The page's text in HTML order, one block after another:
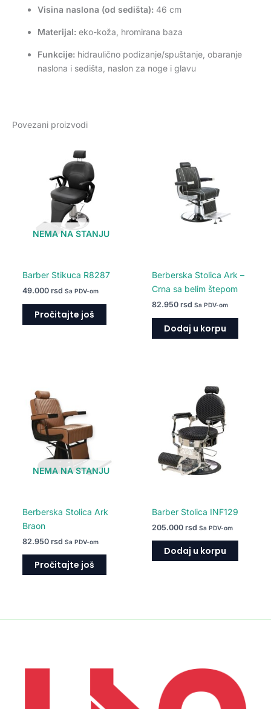
Visina naslona (od sedišta): 46 cm
Materijal: eko-koža, hromirana baza
Funkcije: hidraulično podizanje/spuštanje, obaranje
naslona i sedišta, naslon za noge i glavu
Povezani proizvodi
NEMA NA STANJU
Barber Stikuca R8287
49.000 rsd Sa PDV-om
Pročitajte još
Berberska Stolica Ark –
Crna sa belim štepom
82.950 rsd Sa PDV-om
Dodaj u korpu
NEMA NA STANJU
Berberska Stolica Ark
Braon
82.950 rsd Sa PDV-om
Pročitajte još
Barber Stolica INF129
205.000 rsd Sa PDV-om
Dodaj u korpu